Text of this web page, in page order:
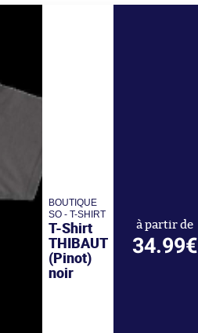
BOUTIQUE
SO - T-SHIRT
T-Shirt
THIBAUT
(Pinot)
noir
à partir de
34.99€